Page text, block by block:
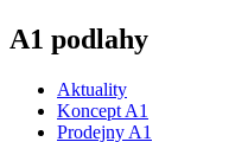
A1 podlahy
Aktuality
Koncept A1
Prodejny A1